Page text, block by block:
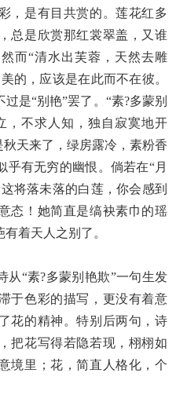
，是有目共赏的。莲花红多
总是欣赏那红裳翠盖，又谁
而“清水出芙蓉，天然去雕
的，应该是在此而不在彼。
是“别艳”罢了。“素?多蒙别
，不求人知，独自寂寞地开
天来了，绿房露冷，素粉香
乎有无穷的幽恨。倘若在“月
将落未落的白莲，你会感到
态！她简直是缟袂素巾的瑶
着天人之别了。
“素?多蒙别艳欺”一句生发
于色彩的描写，更没有着意
花的精神。特别后两句，诗
把花写得若隐若现，栩栩如
境里；花，简直人格化，个